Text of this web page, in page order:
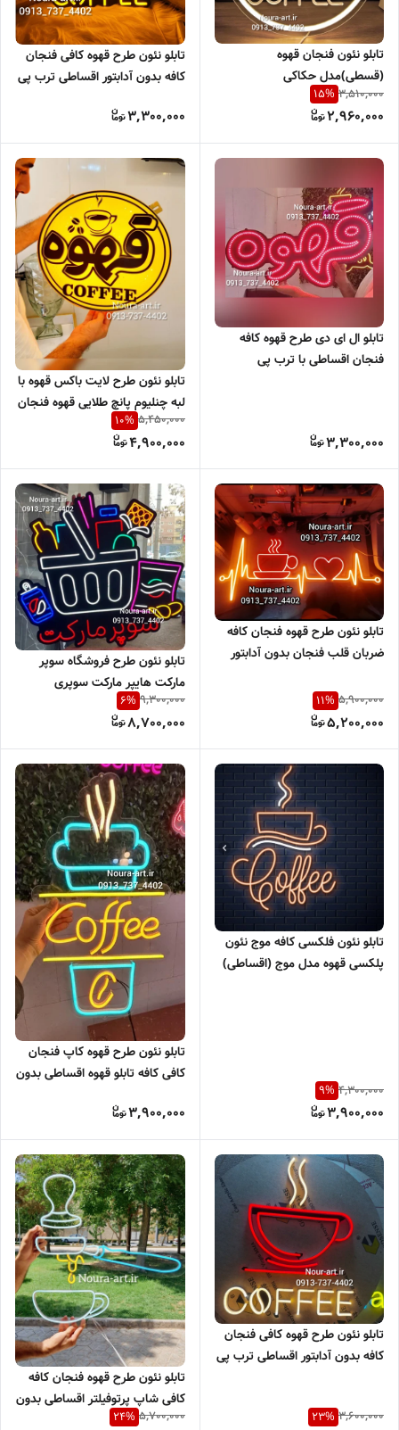
تابلو نئون فنجان قهوه
(قسطی)مدل حکاکی
3,510,000
15%
2,960,000
تابلو نئون طرح قهوه کافی فنجان
کافه بدون آدابتور اقساطی ترب پی
3,300,000
تابلو ال ای دی طرح قهوه کافه
فنجان اقساطی با ترب پی
3,300,000
تابلو نئون طرح لایت باکس قهوه با
لبه چنلیوم پانچ طلایی قهوه فنجان
کافه کافی شاپ اقساطی
5,450,000
10%
4,900,000
تابلو نئون طرح قهوه فنجان کافه
ضربان قلب فنجان بدون آدابتور
5,900,000
11%
5,200,000
تابلو نئون طرح فروشگاه سوپر
مارکت هایپر مارکت سوپری
فروشگاه ارزانسرا اقساطی
9,300,000
6%
8,700,000
تابلو نئون فلکسی کافه موج نئون
پلکسی قهوه مدل موج (اقساطی)
4,300,000
9%
3,900,000
تابلو نئون طرح قهوه کاپ فنجان
کافی کافه تابلو قهوه اقساطی بدون
3,900,000
تابلو نئون طرح قهوه کافی فنجان
کافه بدون آدابتور اقساطی ترب پی
3,600,000
23%
تابلو نئون طرح قهوه فنجان کافه
کافی شاپ پرتوفیلتر اقساطی بدون
آدابتور
5,700,000
24%